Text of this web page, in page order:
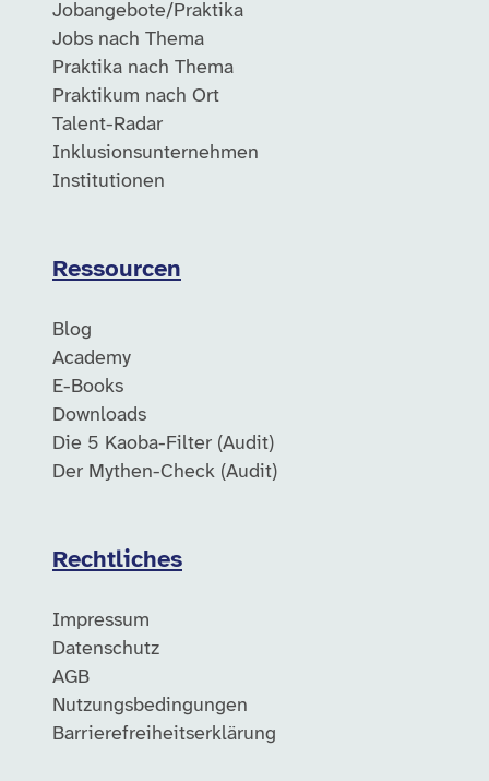
Jobangebote/Praktika
Jobs nach Thema
Praktika nach Thema
Praktikum nach Ort
Talent-Radar
Inklusionsunternehmen
Institutionen
Ressourcen
Blog
Academy
E-Books
Downloads
Die 5 Kaoba-Filter (Audit)
Der Mythen-Check (Audit)
Rechtliches
Impressum
Datenschutz
AGB
Nutzungsbedingungen
Barrierefreiheitserklärung